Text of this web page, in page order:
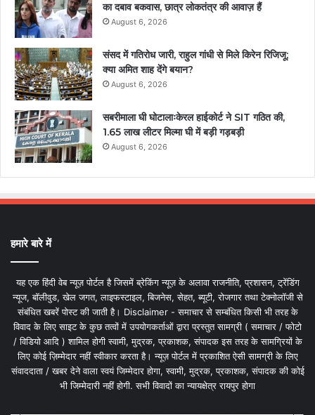
का दबाव बकवास, छात्र लोकतंत्र की आवाज़ हैं
August 6, 2026
संसद में गतिरोध जारी, राहुल गांधी से मिले किरेन रिजिजू;
क्या अमित शाह देंगे बयान?
August 6, 2026
सबरीमाला घी घोटालाःकेरल हाईकोर्ट ने SIT गठित की,
1.65 लाख लीटर मिल्मा घी में बड़ी गड़बड़ी
August 6, 2026
हमारे बारे में
यह एक हिंदी वेब न्यूज़ पोर्टल है जिसमें ब्रेकिंग न्यूज़ के अलावा राजनीति, प्रशासन, ट्रेंडिंग
न्यूज, बॉलीवुड, खेल जगत, लाइफस्टाइल, बिजनेस, सेहत, ब्यूटी, रोजगार तथा टेक्नोलॉजी से
संबंधित खबरें पोस्ट की जाती है। Disclaimer - समाचार से सम्बंधित किसी भी तरह के
विवाद के लिए साइट के कुछ तत्वों में उपयोगकर्ताओं द्वारा प्रस्तुत सामग्री ( समाचार / फोटो
/ विडियो आदि ) शामिल होगी स्वामी, मुद्रक, प्रकाशक, संपादक इस तरह के सामग्रियों के
लिए कोई ज़िम्मेदार नहीं स्वीकार करता है। न्यूज़ पोर्टल में प्रकाशित ऐसी सामग्री के लिए
संवाददाता / खबर देने वाला स्वयं जिम्मेदार होगा, स्वामी, मुद्रक, प्रकाशक, संपादक की कोई
भी जिम्मेदारी नहीं होगी. सभी विवादों का न्यायक्षेत्र रायपुर होगा